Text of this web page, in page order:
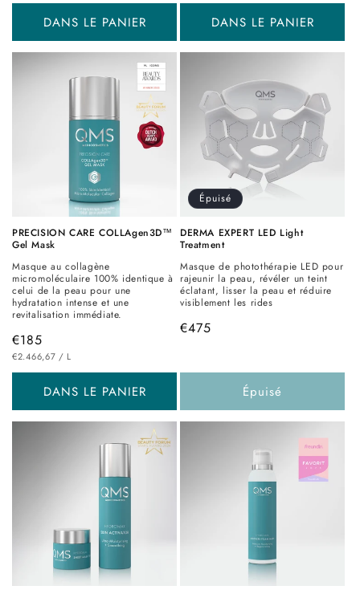
DANS LE PANIER DANS LE PANIER
PRECISION CARE COLLAgen3D™
Gel Mask
Masque au collagène
micromoléculaire 100% identique à
celui de la peau pour une
hydratation intense et une
revitalisation immédiate.
Prix
habituel
€185
PRIX
€2.466,67 / PAR
L
DANS LE PANIER
Épuisé
DERMA EXPERT LED Light
Treatment
Masque de photothérapie LED pour
rajeunir la peau, révéler un teint
éclatant, lisser la peau et réduire
visiblement les rides
Prix
€475
Épuisé